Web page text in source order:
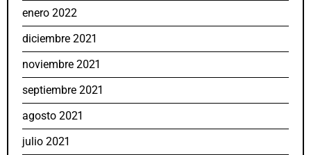
enero 2022
diciembre 2021
noviembre 2021
septiembre 2021
agosto 2021
julio 2021